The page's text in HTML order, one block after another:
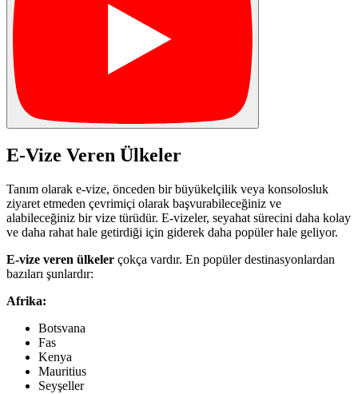
E-Vize Veren Ülkeler
Tanım olarak e-vize, önceden bir büyükelçilik veya konsolosluk
ziyaret etmeden çevrimiçi olarak başvurabileceğiniz ve
alabileceğiniz bir vize türüdür. E-vizeler, seyahat sürecini daha kolay
ve daha rahat hale getirdiği için giderek daha popüler hale geliyor.
E-vize veren ülkeler çokça vardır. En popüler destinasyonlardan
bazıları şunlardır:
Afrika:
Botsvana
Fas
Kenya
Mauritius
Seyşeller